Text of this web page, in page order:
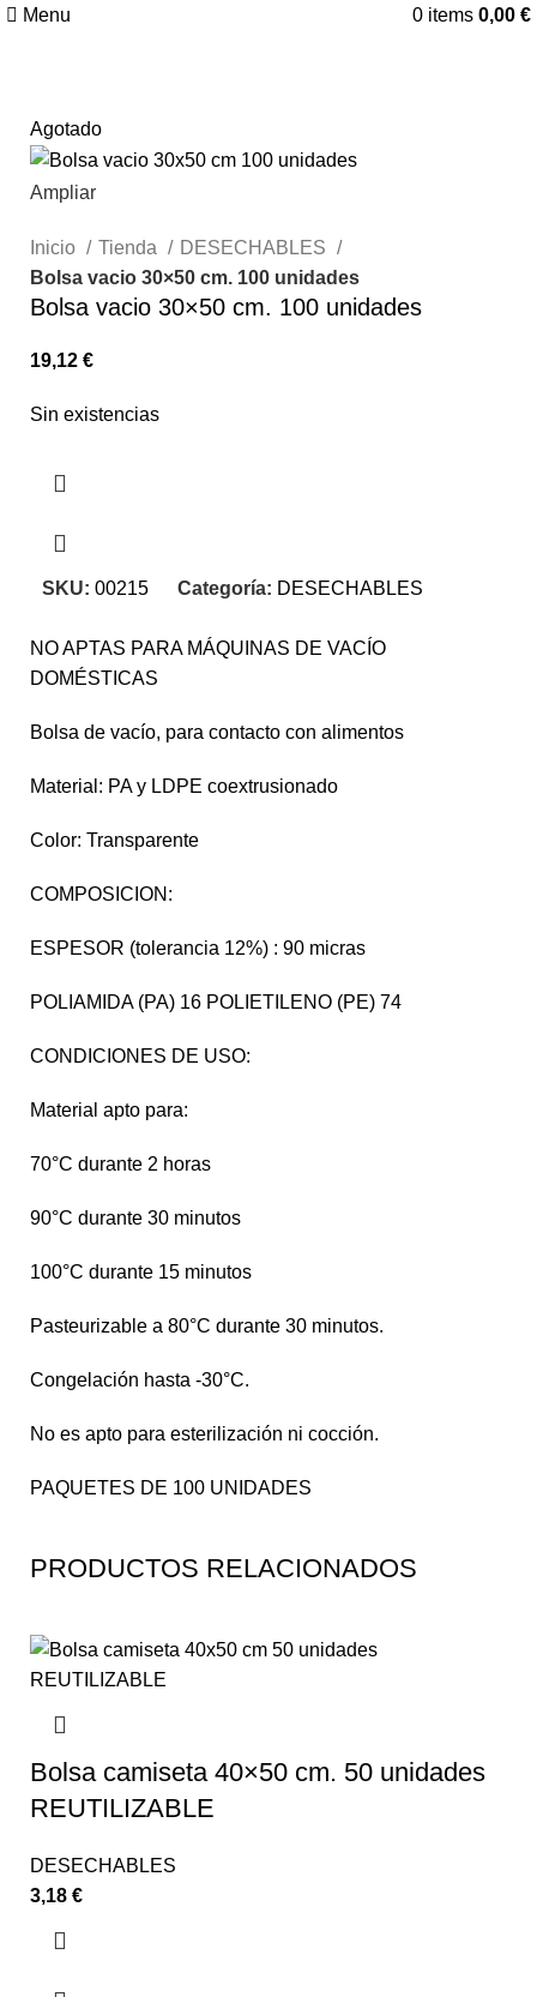
Menu 0 items 0,00 €
Agotado
Ampliar
Inicio Tienda
DESECHABLES
Bolsa vacio 30×50 cm. 100 unidades
Bolsa vacio 30×50 cm. 100 unidades
19,12 €
Sin existencias
SKU: 00215 Categoría: DESECHABLES
NO APTAS PARA MÁQUINAS DE VACÍO
DOMÉSTICAS
Bolsa de vacío, para contacto con alimentos
Material: PA y LDPE coextrusionado
Color: Transparente
COMPOSICION:
ESPESOR (tolerancia 12%) : 90 micras
POLIAMIDA (PA) 16 POLIETILENO (PE) 74
CONDICIONES DE USO:
Material apto para:
70°C durante 2 horas
90°C durante 30 minutos
100°C durante 15 minutos
Pasteurizable a 80°C durante 30 minutos.
Congelación hasta -30°C.
No es apto para esterilización ni cocción.
PAQUETES DE 100 UNIDADES
PRODUCTOS RELACIONADOS
Bolsa camiseta 40×50 cm. 50 unidades
REUTILIZABLE
DESECHABLES
3,18 €